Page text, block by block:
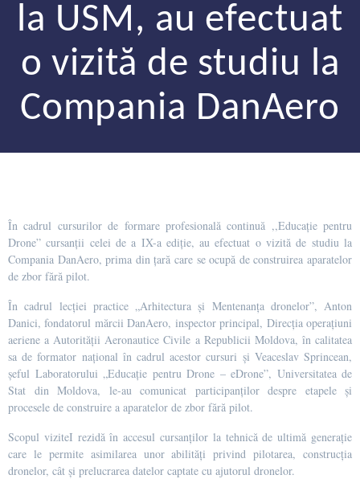
la USM, au efectuat
o vizită de studiu la
Compania DanAero
În cadrul cursurilor de formare profesională continuă ,,Educație pentru
Drone” cursanții celei de a IX-a ediție, au efectuat o vizită de studiu la
Compania DanAero, prima din țară care se ocupă de construirea aparatelor
de zbor fără pilot.
În cadrul lecției practice „Arhitectura și Mentenanța dronelor”, Anton
Danici, fondatorul mărcii DanAero, inspector principal, Direcția operațiuni
aeriene a Autorității Aeronautice Civile a Republicii Moldova, în calitatea
sa de formator național în cadrul acestor cursuri și Veaceslav Sprincean,
șeful Laboratorului „Educație pentru Drone – eDrone”, Universitatea de
Stat din Moldova, le-au comunicat participanților despre etapele și
procesele de construire a aparatelor de zbor fără pilot.
Scopul viziteI rezidă în accesul cursanților la tehnică de ultimă generație
care le permite asimilarea unor abilități privind pilotarea, construcția
dronelor, cât și prelucrarea datelor captate cu ajutorul dronelor.